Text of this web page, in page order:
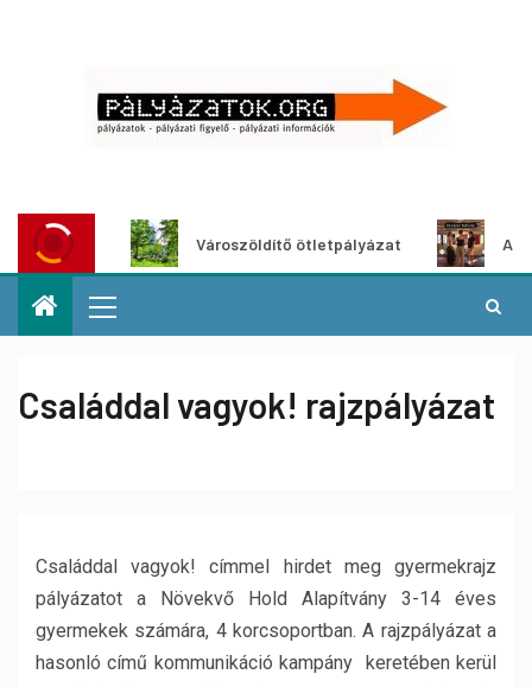
Városzöldítő ötletpályázat Alkotói
Családdal vagyok! rajzpályázat
Családdal vagyok! címmel hirdet meg gyermekrajz
pályázatot a Növekvő Hold Alapítvány 3-14 éves
gyermekek számára, 4 korcsoportban. A rajzpályázat a
hasonló című kommunikáció kampány keretében kerül